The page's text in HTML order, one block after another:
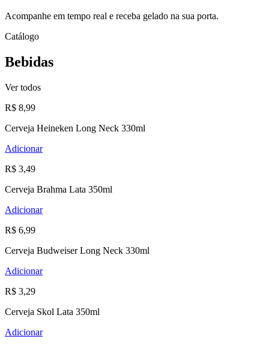
Acompanhe em tempo real e receba gelado na sua porta.
Catálogo
Bebidas
Ver todos
R$ 8,99
Cerveja Heineken Long Neck 330ml
Adicionar
R$ 3,49
Cerveja Brahma Lata 350ml
Adicionar
R$ 6,99
Cerveja Budweiser Long Neck 330ml
Adicionar
R$ 3,29
Cerveja Skol Lata 350ml
Adicionar